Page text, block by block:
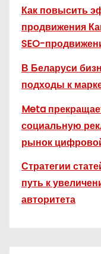
Как повысить
продвижения
SEO-
В Беларуси
подходы к
Meta
социальную
рынок
Стратегии
путь к
авторитета